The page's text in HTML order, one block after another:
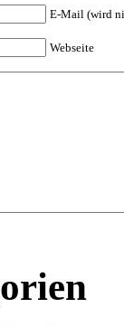
E-Mail (wird
Webseite